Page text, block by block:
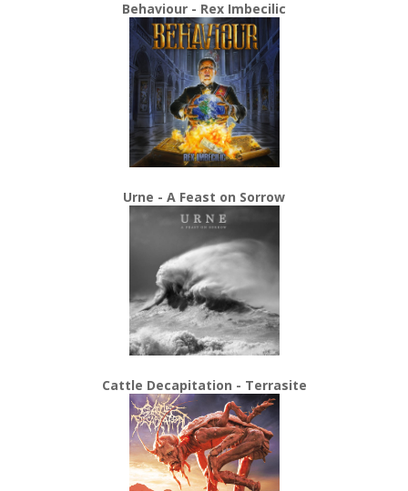
Behaviour - Rex Imbecilic
Urne - A Feast on Sorrow
Cattle Decapitation - Terrasite